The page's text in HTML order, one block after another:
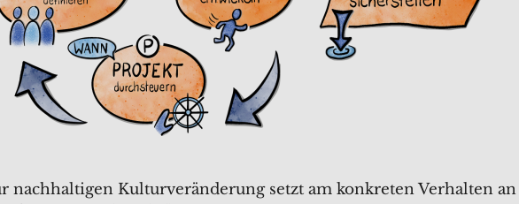
nachhaltigen Kulturveränderung setzt am konkreten Verhalten an